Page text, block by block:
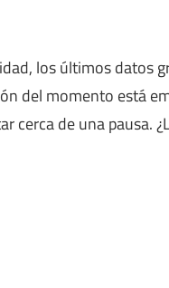
los últimos datos
del momento está
cerca de una pausa.